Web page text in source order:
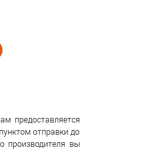
предоставляется
отправки до
производителя вы